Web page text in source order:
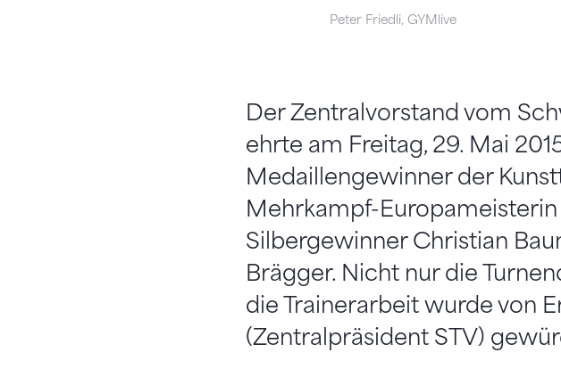
Peter Friedli, GYMlive
Der Zentralvorstand vom
ehrte am Freitag, 29. Mai
Medaillengewinner der
Mehrkampf-
Silbergewinner Christian
Brägger. Nicht nur die
die Trainerarbeit wurde von
(Zentralpräsident STV)